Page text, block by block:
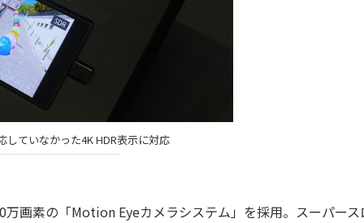
していなかった4K HDR表示に対応
画素の「Motion Eyeカメラシステム」を採用。スーパース